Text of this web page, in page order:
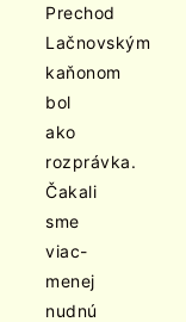
Prechod
Lačnovským
kaňonom
bol
ako
rozprávka.
Čakali
sme
viac-
menej
nudnú